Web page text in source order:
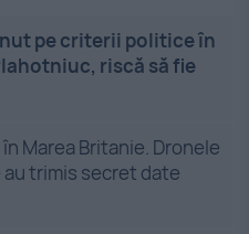
pe criterii politice în
riscă să fie
Marea Britanie. Dronele
trimis secret date